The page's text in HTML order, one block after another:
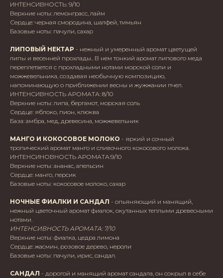
ИНТЕНСИВНОСТЬ: 9/10
Верхние ноты: лемонграсс, лайм
Сердце: черная смородина, шалфей, тимьян
Базовые ноты: пачули, сахар
ЛИПОВЫЙ НЕКТАР - нежный и умеренный аромат цветущей
липы и весенней прохлады.. В нем тонкий аромат липового меда
переплетается с прохладными нотами морской соли и
можжевельника, создавая необычную композицию,
напоминающую о приближении весны и жужжании пчел.
ИНТЕНСИВНОСТЬ АРОМАТА: 8/10
Верхние ноты: липа, бергамот, морская соль
Сердце: яблоко, пион, клюква
База: амбра, мед, древесина, можжевельник
МАНГО И КОКОСОВОЕ МОЛОКО - яркий и сочный
тропический аромат манго и сливочного кокосового молока.
ИНТЕНСИНОВНОСТЬ АРОМАТА:9/10
Верхние ноты: ананас, апельсин
Сердце: манго, персик
Базовые ноты: кокосовое молоко, сахар
НОЧНЫЕ ФИАЛКИ И САНДАЛ - опьяняющий и манящий,
нежный цветочный аромат фиалок, окутанных теплыми древесными
нотами.
ИНТЕНСИВНОСТЬ АРОМАТА: 7/10
Верхние ноты: фиалка, цедра лимона
Сердце: жасмин, розовое дерево, нероли
Базовые ноты: пачули, ирис, сандал.
САНДАЛ - дорогой и манящий аромат сандала, он сокрыл в себе